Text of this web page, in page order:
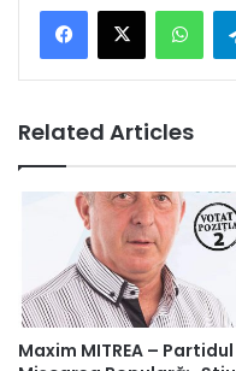
Related Articles
Maxim MITREA – Partidul